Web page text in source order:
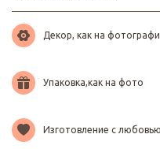
Декор, как на
Упаковка,как на фото
Изготовление с